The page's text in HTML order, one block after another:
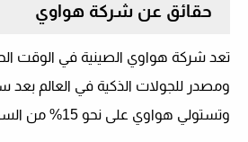
حقائق عن شركة هواوي
تعد شركة هواوي الصينية في الوقت
ومصدر للجولات الذكية في العالم بعد
وتستولي هواوي على نحو 15% من السوق العالمي في 2019.